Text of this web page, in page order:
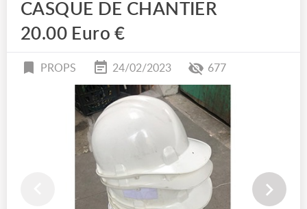
CASQUE DE CHANTIER
20.00 Euro €
PROPS 24/02/2023 677